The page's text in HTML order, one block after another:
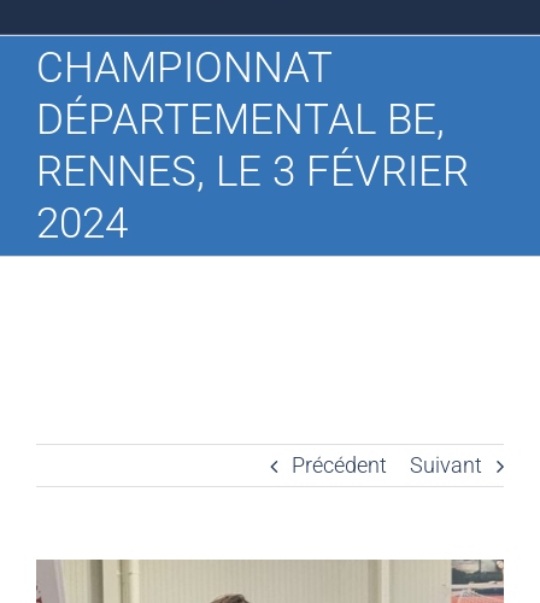
CHAMPIONNAT
DÉPARTEMENTAL BE,
RENNES, LE 3 FÉVRIER
2024
Précédent Suivant